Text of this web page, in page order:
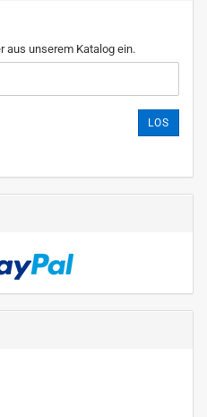
aus unserem Katalog ein.
LOS